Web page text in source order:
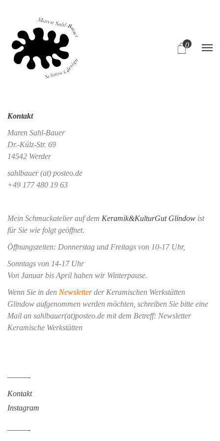
0
Kontakt
Maren Sahl-Bauer
Dr.-Külz-Str. 69
14542 Werder
sahlbauer (at) posteo.de
+49 177 480 19 63
Mein Schmuckatelier auf dem Keramik&KulturGut Glindow ist
für Sie wie folgt geöffnet.
Öffnungszeiten: Donnerstag und Freitags von 10-17 Uhr,
Sonntags von 14-17 Uhr
Von Januar bis April haben wir Winterpause.
Wenn Sie in den Newsletterder Keramischen Werkstätten
Glindow aufgenommen werden möchten, schreiben Sie bitte eine
Mail an sahlbauer(at)posteo.de mit dem Betreff: Newsletter
Keramische Werkstätten
———-
Kontakt
Instagram
———-